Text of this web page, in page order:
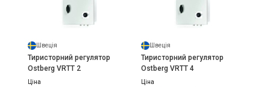
Швеція
Тиристорний регулятор
Ostberg VRTT 2
Ціна
Швеція
Тиристорний регулятор
Ostberg VRTT 4
Ціна